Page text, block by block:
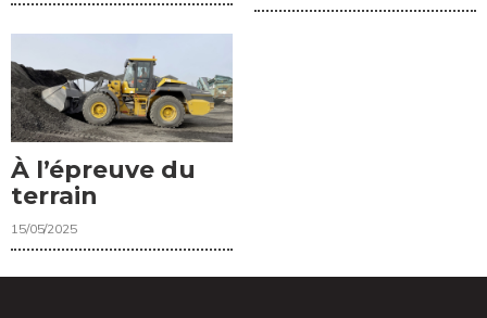
À l’épreuve du
terrain
15/05/2025